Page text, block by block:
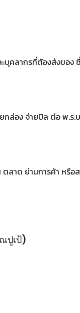
บุคลากรที่ต้องส่งข
ล่อง จ่ายบิล ต่อ พ.
ลาด ย่านการค้า หรื
ปูเป้)